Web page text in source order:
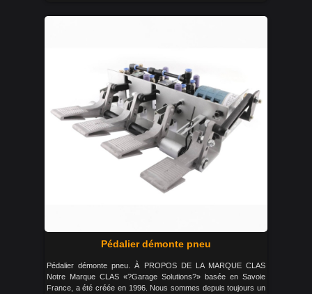
Pédalier démonte pneu
Pédalier démonte pneu. À PROPOS DE LA MARQUE CLAS
Notre Marque CLAS «?Garage Solutions?» basée en Savoie
France, a été créée en 1996. Nous sommes depuis toujours un